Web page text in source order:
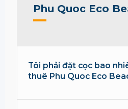
Phu Quoc Eco
Tôi phải đặt cọc bao
thuê Phu Quoc Eco